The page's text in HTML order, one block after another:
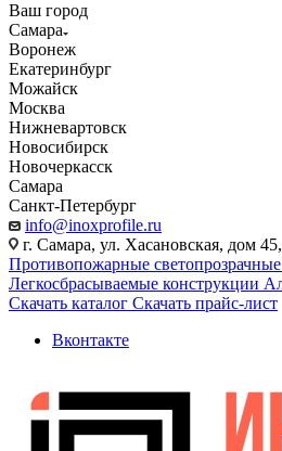
Ваш город
Самара
Воронеж
Екатеринбург
Можайск
Москва
Нижневартовск
Новосибирск
Новочеркасск
Самара
Санкт-Петербург
info@inoxprofile.ru
г. Самара, ул. Хасановская, дом
Противопожарные
Легкосбрасываемые конструкции
Скачать каталог Скачать прайс-лист
Вконтакте